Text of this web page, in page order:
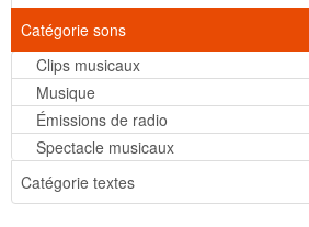
Catégorie sons
Clips musicaux
Musique
Émissions de radio
Spectacle musicaux
Catégorie textes